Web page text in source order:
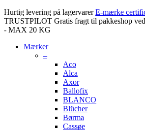
Hurtig levering på lagervarer E-mærke
TRUSTPILOT Gratis fragt til pakkeshop
- MAX 20 KG
Mærker
–
Aco
Alca
Axor
Ballofix
BLANCO
Blücher
Børma
Cassøe